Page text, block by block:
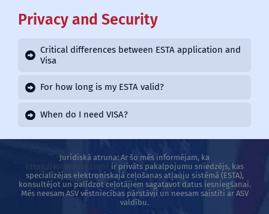
Privacy and Security
Critical differences between ESTA application and
Visa
For how long is my ESTA valid?
When do I need VISA?
Juridiskā atruna: Ar šo mēs informējam, ka
https://estatousa.com/ ir privāts pakalpojumu sniedzējs, kas
specializējas elektroniskajā ceļošanas atļauju sistēmā (ESTA),
konsultējot un palīdzot ceļotājiem sagatavot datus iesniegšanai.
Mēs neesam ASV vēstniecības pārstāvji un neesam saistīti ar ASV
valdību.